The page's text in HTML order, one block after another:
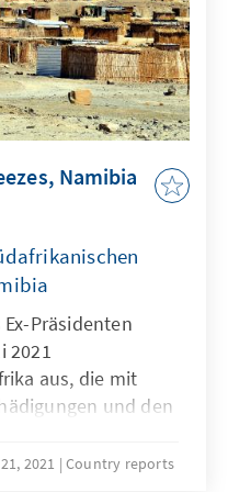
Namibia
Präsidenten
2021
aus, die mit
und den
2021 Country reports